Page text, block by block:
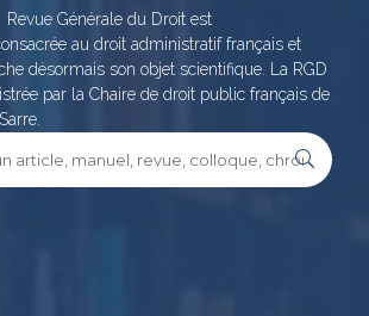
Revue Générale du Droit est
au droit administratif français et
désormais son objet scientifique. La RGD
par la Chaire de droit public français de